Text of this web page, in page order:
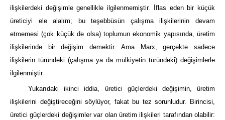
ilişkilerdeki değişimle genellikle ilgilenmemiştir. İflas eden bir küçük
üreticiyi ele alalım; bu teşebbüsün çalışma ilişkilerinin devam
etmemesi (çok küçük de olsa) toplumun ekonomik yapısında, üretim
ilişkilerinde bir değişim demektir. Ama Marx, gerçekte sadece
ilişkilerin türündeki (çalışma ya da mülkiyetin türündeki) değişimlerle
ilgilenmiştir.
Yukarıdaki ikinci iddia, üretici güçlerdeki değişimin, üretim
ilişkilerini değiştireceğini söylüyor, fakat bu tez sorunludur. Birincisi,
üretici güçlerdeki değişimler var olan üretim ilişkileri tarafından olabilir: